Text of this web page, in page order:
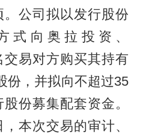
公司拟以发行股份
式向奥拉投资、
交易对方购买其持有
份，并拟向不超过35
份募集配套资金。
本次交易的审计、